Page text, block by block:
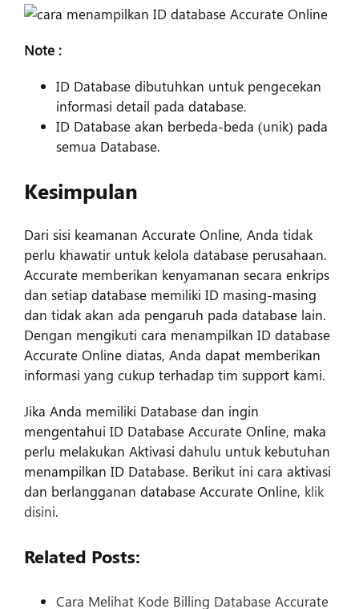
Note :
ID Database dibutuhkan untuk pengecekan
informasi detail pada database.
ID Database akan berbeda-beda (unik) pada
semua Database.
Kesimpulan
Dari sisi keamanan Accurate Online, Anda tidak
perlu khawatir untuk kelola database perusahaan.
Accurate memberikan kenyamanan secara enkrips
dan setiap database memiliki ID masing-masing
dan tidak akan ada pengaruh pada database lain.
Dengan mengikuti cara menampilkan ID database
Accurate Online diatas, Anda dapat memberikan
informasi yang cukup terhadap tim support kami.
Jika Anda memiliki Database dan ingin
mengentahui ID Database Accurate Online, maka
perlu melakukan Aktivasi dahulu untuk kebutuhan
menampilkan ID Database. Berikut ini cara aktivasi
dan berlangganan database Accurate Online, klik
disini.
Related Posts:
Cara Melihat Kode Billing Database Accurate